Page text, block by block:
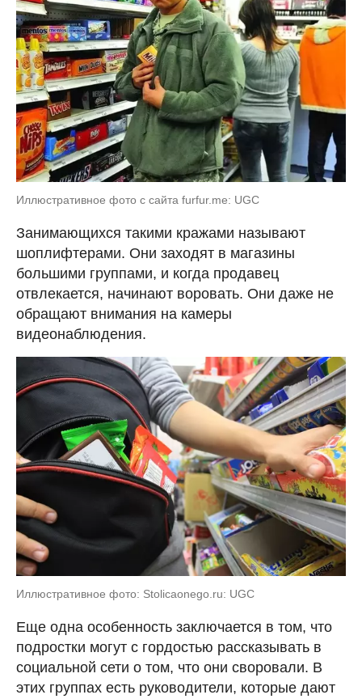
Иллюстративное фото с сайта furfur.me: UGC
Занимающихся такими кражами называют
шоплифтерами. Они заходят в магазины
большими группами, и когда продавец
отвлекается, начинают воровать. Они даже не
обращают внимания на камеры
видеонаблюдения.
Иллюстративное фото: Stolicaonego.ru: UGC
Еще одна особенность заключается в том, что
подростки могут с гордостью рассказывать в
социальной сети о том, что они своровали. В
этих группах есть руководители, которые дают